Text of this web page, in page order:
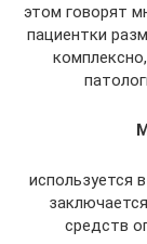
этом говорят
пациентки
используется
средств